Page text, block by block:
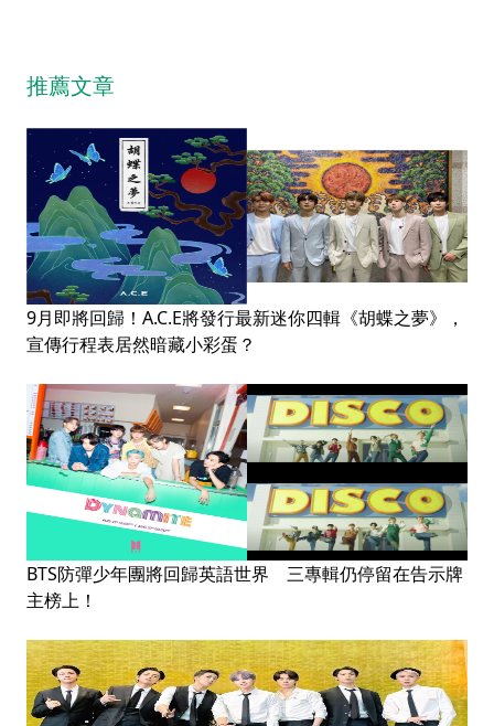
推薦文章
9月即將回歸！A.C.E將發行最新迷你四輯《胡蝶之夢》，
宣傳行程表居然暗藏小彩蛋？
BTS防彈少年團將回歸英語世界 三專輯仍停留在告示牌
主榜上！